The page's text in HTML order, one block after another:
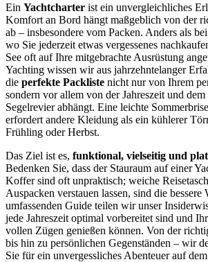
Ein Yachtcharter ist ein unvergleichliches
Komfort an Bord hängt maßgeblich von der
ab – insbesondere vom Packen. Anders als
wo Sie jederzeit etwas vergessenes
See oft auf Ihre mitgebrachte Ausrüstung
Yachting wissen wir aus jahrzehntelanger
die perfekte Packliste nicht nur von Ihrem
sondern vor allem von der Jahreszeit und
Segelrevier abhängt. Eine leichte
erfordert andere Kleidung als ein kühlerer
Frühling oder Herbst.
Das Ziel ist es, funktional, vielseitig und
Bedenken Sie, dass der Stauraum auf einer
Koffer sind oft unpraktisch; weiche
Auspacken verstauen lassen, sind die bessere
umfassenden Guide teilen wir unser
jede Jahreszeit optimal vorbereitet sind und
vollen Zügen genießen können. Von der
bis hin zu persönlichen Gegenständen – wir
Sie für ein unvergessliches Abenteuer auf